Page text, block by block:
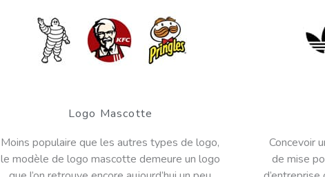
Logo Mascotte
Moins populaire que les autres types de logo,
le modèle de logo mascotte demeure un logo
Concevoir
de mise